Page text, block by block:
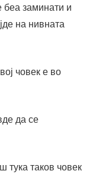
беа заминати и
на нивната
човек е во
да се
тука таков човек